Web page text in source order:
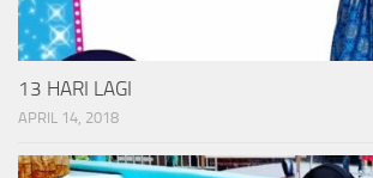
13 HARI LAGI
APRIL 14, 2018